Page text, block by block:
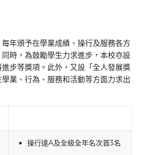
年頒予在學業成績、操行及服務各方
時，為鼓勵學生力求進步，本校亦設
步等獎項。此外，又設「全人發展獎
業、行為、服務和活動等方面力求出
操行達A及全級全年名次首3名